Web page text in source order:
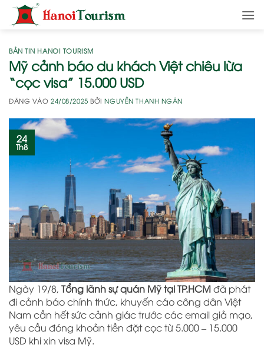
qua
dungBẢN TIN HANOI TOURISM
Mỹ cảnh báo du khách Việt chiêu lừa
“cọc visa” 15.000 USD
ĐĂNG VÀO24/08/2025 BỞINGUYỄN THANH NGÂN
24
Th8
Ngày 19/8, Tổng lãnh sự quán Mỹ tại TP.HCMđã phát
đi cảnh báo chính thức, khuyến cáo công dân Việt
Nam cần hết sức cảnh giác trước các email giả mạo,
yêu cầu đóng khoản tiền đặt cọc từ 5.000 – 15.000
USD khi xin visa Mỹ.